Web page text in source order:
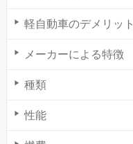
軽自動車のデメリット
メーカーによる特徴
種類
性能